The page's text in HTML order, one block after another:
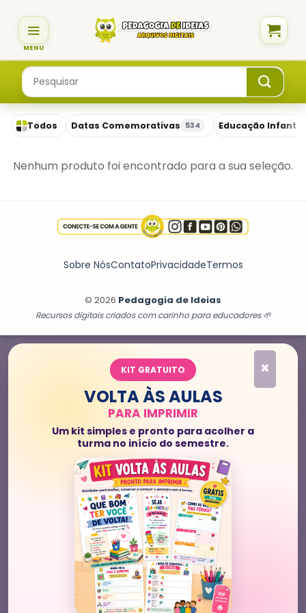
content
Pesquisar
por:
Todos Datas Comemorativas 534 Educação Infantil
Nenhum produto foi encontrado para a sua seleção.
Sobre NósContatoPrivacidadeTermos
© 2026 Pedagogia de Ideias
Recursos digitais criados com carinho para educadores 🌱
×
KIT GRATUITO
VOLTA ÀS AULAS
PARA IMPRIMIR
Um kit simples e pronto para acolher a
turma no início do semestre.